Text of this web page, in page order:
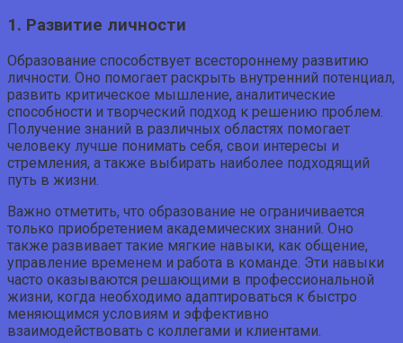
1. Развитие личности
Образование способствует всестороннему развитию
личности. Оно помогает раскрыть внутренний потенциал,
развить критическое мышление, аналитические
способности и творческий подход к решению проблем.
Получение знаний в различных областях помогает
человеку лучше понимать себя, свои интересы и
стремления, а также выбирать наиболее подходящий
путь в жизни.
Важно отметить, что образование не ограничивается
только приобретением академических знаний. Оно
также развивает такие мягкие навыки, как общение,
управление временем и работа в команде. Эти навыки
часто оказываются решающими в профессиональной
жизни, когда необходимо адаптироваться к быстро
меняющимся условиям и эффективно
взаимодействовать с коллегами и клиентами.